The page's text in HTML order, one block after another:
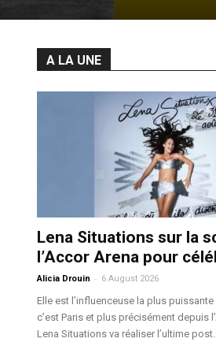
A LA UNE
Lena Situations sur la
l’Accor Arena pour
Alicia Drouin - 6 August 2026
Elle est l’influenceuse la plus puissante
c’est Paris et plus précisément depuis
Lena Situations va réaliser l’ultime